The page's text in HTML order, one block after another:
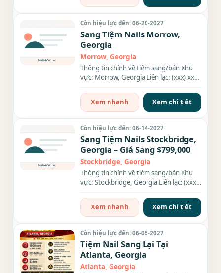
Còn hiệu lực đến: 06-20-2027
Sang Tiệm Nails Morrow,
Georgia
Morrow, Georgia
Thông tin chính về tiệm sang/bán Khu
vực: Morrow, Georgia Liên lạc: (xxx) xxx-
Xem nhanh
Xem chi tiết
Còn hiệu lực đến: 06-14-2027
Sang Tiệm Nails Stockbridge,
Georgia – Giá Sang $799,000
Stockbridge, Georgia
Thông tin chính về tiệm sang/bán Khu
vực: Stockbridge, Georgia Liên lạc: (xxx)
Xem nhanh
Xem chi tiết
Còn hiệu lực đến: 06-05-2027
Tiệm Nail Sang Lại Tại
Atlanta, Georgia
Atlanta, Georgia